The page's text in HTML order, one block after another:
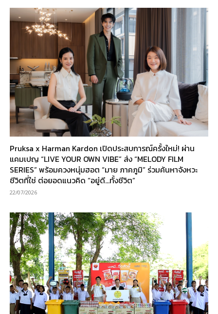
Pruksa x Harman Kardon เปิดประสบการณ์ครั้งใหม่! ผ่าน
แคมเปญ “LIVE YOUR OWN VIBE” ส่ง “MELODY FILM
SERIES” พร้อมควงหนุ่มฮอต “มาย ภาคภูมิ” ร่วมค้นหาจังหวะ
ชีวิตที่ใช่ ต่อยอดแนวคิด “อยู่ดี…ทั้งชีวิต”
22/07/2026